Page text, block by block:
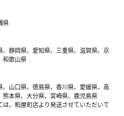
県
静岡県、愛知県、三重県、滋賀県、京
和歌山県
山口県、徳島県、香川県、愛媛県、高
本県、大分県、宮崎県、鹿児島県
、粕屋町店より発送させていただいて